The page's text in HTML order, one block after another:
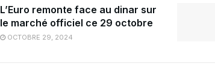
L’Euro remonte face au dinar sur
le marché officiel ce 29 octobre
OCTOBRE 29, 2024